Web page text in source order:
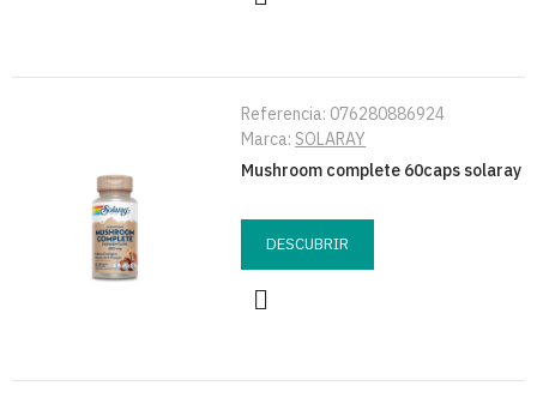
Referencia: 076280886924
Marca: SOLARAY
Mushroom complete 60caps solaray
DESCUBRIR